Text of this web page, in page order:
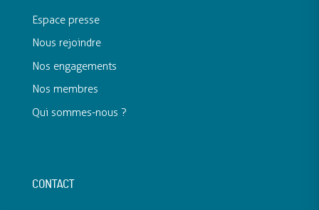
Espace presse
Nous rejoindre
Nos engagements
Nos membres
Qui sommes-nous ?
CONTACT